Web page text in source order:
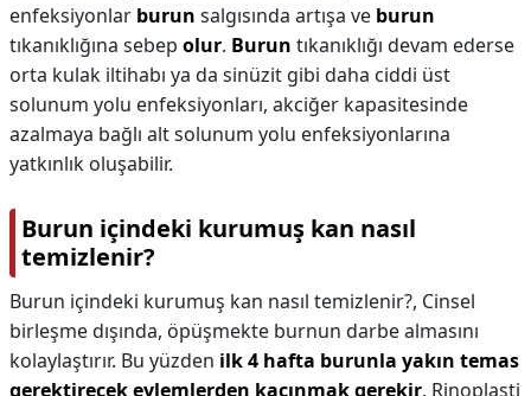
enfeksiyonlar burun salgısında artışa ve burun
tıkanıklığına sebep olur. Burun tıkanıklığı devam ederse
orta kulak iltihabı ya da sinüzit gibi daha ciddi üst
solunum yolu enfeksiyonları, akciğer kapasitesinde
azalmaya bağlı alt solunum yolu enfeksiyonlarına
yatkınlık oluşabilir.
Burun içindeki kurumuş kan nasıl
temizlenir?
Burun içindeki kurumuş kan nasıl temizlenir?, Cinsel
birleşme dışında, öpüşmekte burnun darbe almasını
kolaylaştırır. Bu yüzden ilk 4 hafta burunla yakın temas
gerektirecek eylemlerden kaçınmak gerekir. Rinoplasti